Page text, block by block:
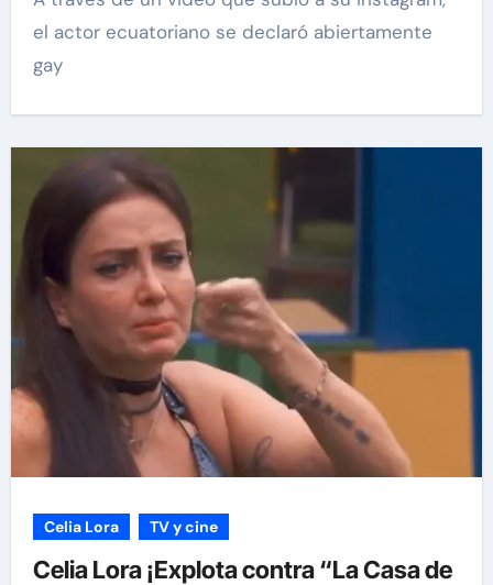
el actor ecuatoriano se declaró abiertamente
gay
Celia Lora TV y cine
Celia Lora ¡Explota contra “La Casa de